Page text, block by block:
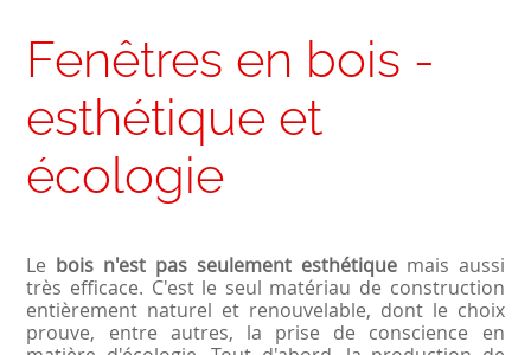
Fenêtres en bois -
esthétique et
écologie
Le bois n'est pas seulement esthétiquemais aussi
très efficace. C'est le seul matériau de construction
entièrement naturel et renouvelable, dont le choix
prouve, entre autres, la prise de conscience en